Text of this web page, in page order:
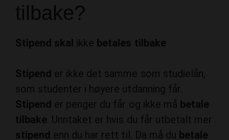
tilbake?
Stipend skal ikke betales tilbake
Stipend er ikke det samme som studielån,
som studenter i høyere utdanning får.
Stipend er penger du får og ikke må betale
tilbake . Unntaket er hvis du får utbetalt mer
stipend enn du har rett til. Da må du betale